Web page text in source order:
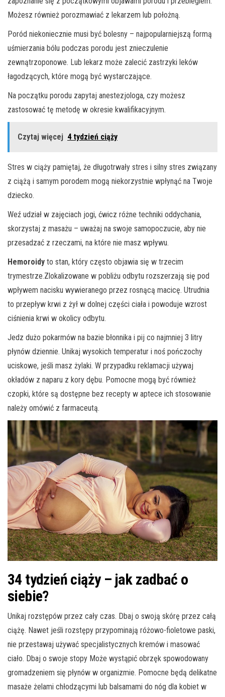
Możesz również porozmawiać z lekarzem lub położną.
Poród niekoniecznie musi być bolesny – najpopularniejszą formą
uśmierzania bólu podczas porodu jest znieczulenie
zewnątrzoponowe. Lub lekarz może zalecić zastrzyki leków
łagodzących, które mogą być wystarczające.
Na początku porodu zapytaj anestezjologa, czy możesz
zastosować tę metodę w okresie kwalifikacyjnym.
Czytaj więcej 4 tydzień ciąży
Stres w ciąży pamiętaj, że długotrwały stres i silny stres związany
z ciążą i samym porodem mogą niekorzystnie wpłynąć na Twoje
dziecko.
Weź udział w zajęciach jogi, ćwicz różne techniki oddychania,
skorzystaj z masażu – uważaj na swoje samopoczucie, aby nie
przesadzać z rzeczami, na które nie masz wpływu.
Hemoroidy to stan, który często objawia się w trzecim
trymestrze.Zlokalizowane w pobliżu odbytu rozszerzają się pod
wpływem nacisku wywieranego przez rosnącą macicę. Utrudnia
to przepływ krwi z żył w dolnej części ciała i powoduje wzrost
ciśnienia krwi w okolicy odbytu.
Jedz dużo pokarmów na bazie błonnika i pij co najmniej 3 litry
płynów dziennie. Unikaj wysokich temperatur i noś pończochy
uciskowe, jeśli masz żylaki. W przypadku reklamacji używaj
okładów z naparu z kory dębu. Pomocne mogą być również
czopki, które są dostępne bez recepty w aptece ich stosowanie
należy omówić z farmaceutą.
34 tydzień ciąży – jak zadbać o
siebie?
Unikaj rozstępów przez cały czas. Dbaj o swoją skórę przez całą
ciążę. Nawet jeśli rozstępy przypominają różowo-fioletowe paski,
nie przestawaj używać specjalistycznych kremów i masować
ciało. Dbaj o swoje stopy Może wystąpić obrzęk spowodowany
gromadzeniem się płynów w organizmie. Pomocne będą delikatne
masaże żelami chłodzącymi lub balsamami do nóg dla kobiet w